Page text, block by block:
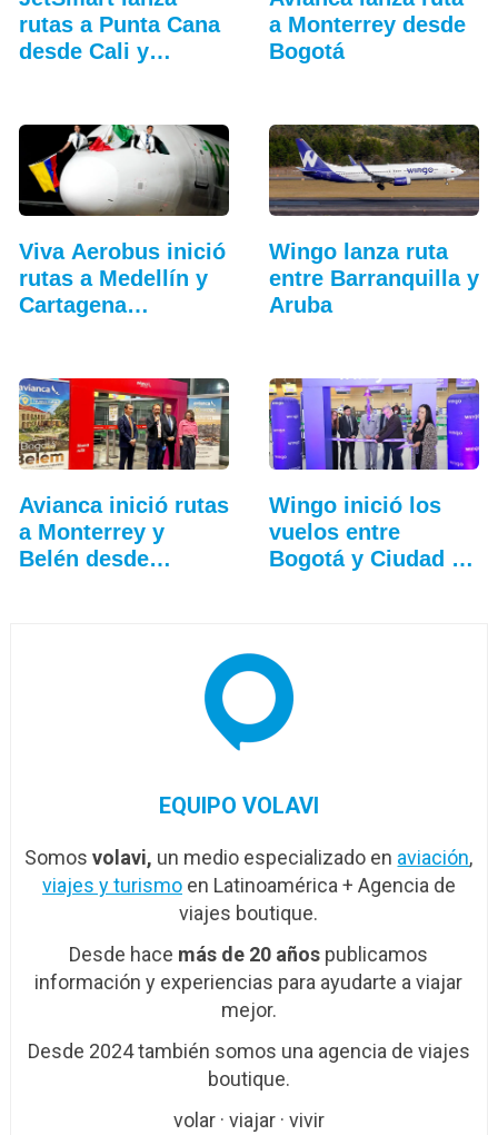
rutas a Punta Cana
desde Cali y
a Monterrey desde
Bogotá
Viva Aerobus inició
rutas a Medellín y
Cartagena…
Wingo lanza ruta
entre Barranquilla y
Aruba
Avianca inició rutas
a Monterrey y
Belén desde
Wingo inició los
vuelos entre
Bogotá y Ciudad de
EQUIPO VOLAVI
Somosvolavi, un medio especializado en aviación,
viajes y turismoen Latinoamérica + Agencia de
viajes boutique.
Desde hace más de 20 años publicamos
información y experiencias para ayudarte a viajar
mejor.
Desde 2024 también somos una agencia de viajes
boutique.
volar · viajar · vivir